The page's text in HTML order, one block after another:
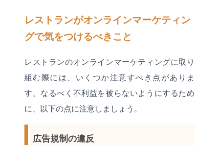
レストランがオンラインマーケティン
グで気をつけるべきこと
レストランのオンラインマーケティングに取り
組む際には、いくつか注意すべき点がありま
す。なるべく不利益を被らないようにするため
に、以下の点に注意しましょう。
広告規制の違反